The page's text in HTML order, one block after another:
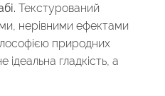
Текстурований
нерівними ефектами
природних
ідеальна гладкість, а